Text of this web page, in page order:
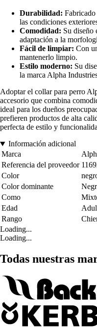
Durabilidad:
las condiciones
Comodidad: Su diseño
adaptación a la
Fácil de limpiar: Con
mantenerlo limpio.
Estilo moderno: Su
la marca Alpha
Adoptar el collar para perro
accesorio que combina
ideal para los dueños
prefieren productos de alta
perfecta de estilo y
Información adicional
Marca
Referencia del proveedor
Color
Color dominante
Como
Edad
Rango
Loading...
Loading...
Todas nuestras